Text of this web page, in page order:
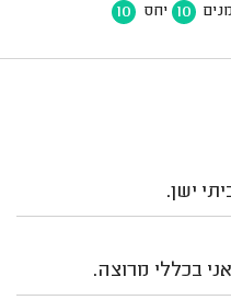
10 יחס 10
ישן.
בכללי מרוצה.